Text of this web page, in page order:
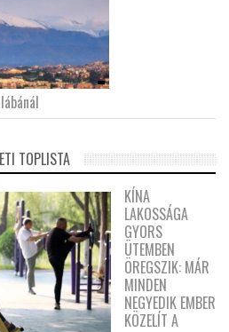
TOPLISTA
KÍNA
LAKOSSÁGA
GYORS
ÜTEMBEN
ÖREGSZIK: MÁR
MINDEN
NEGYEDIK EMBER
KÖZELÍT A